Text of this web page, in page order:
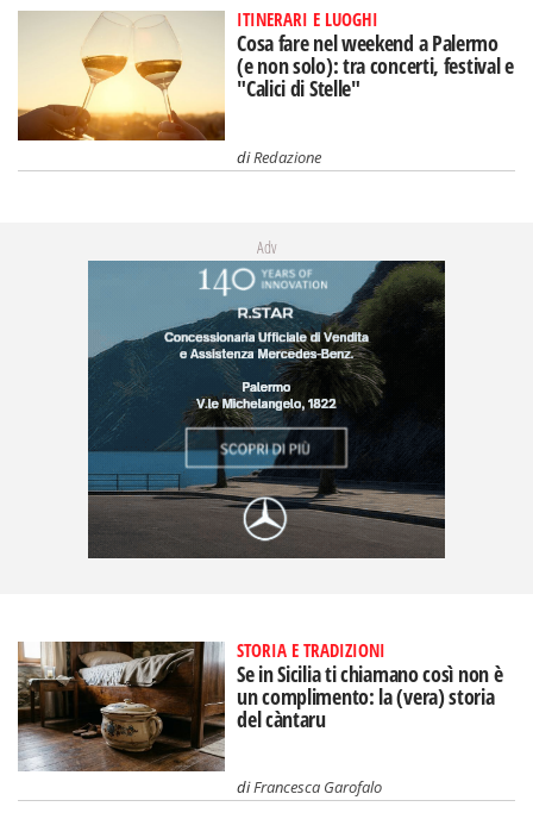
ITINERARI E LUOGHI
Cosa fare nel weekend a Palermo
(e non solo): tra concerti, festival e
"Calici di Stelle"
diRedazione
Adv
STORIA E TRADIZIONI
Se in Sicilia ti chiamano così non è
un complimento: la (vera) storia
del càntaru
diFrancesca Garofalo